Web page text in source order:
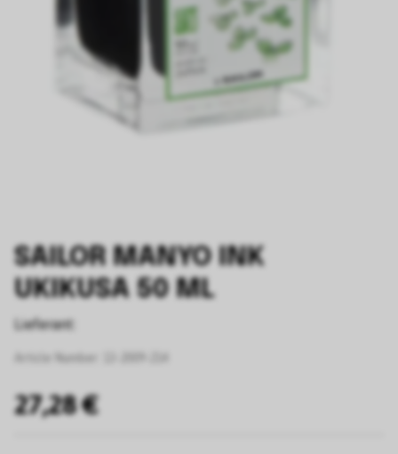
SAILOR MANYO INK
UKIKUSA 50 ML
Lieferant:
27,28 €